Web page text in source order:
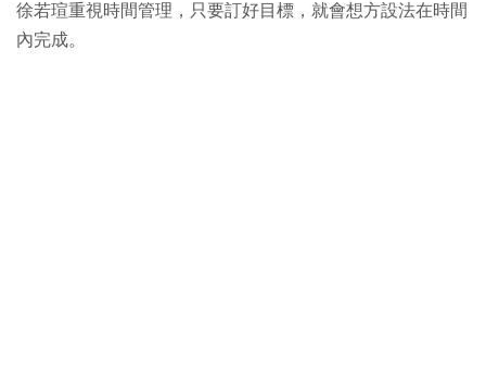
徐若瑄重視時間管理，只要訂好目標，就會想方設法在時間
內完成。